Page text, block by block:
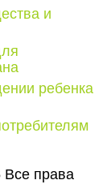
и
ребенка
Все права